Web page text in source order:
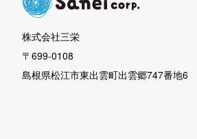
株式会社三栄
〒699-0108
島根県松江市東出雲町出雲郷747番地6